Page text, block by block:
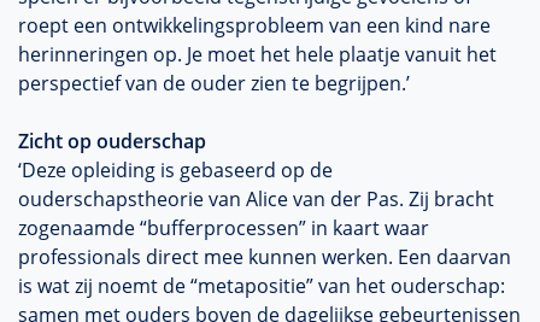
roept een ontwikkelingsprobleem van een kind nare
herinneringen op. Je moet het hele plaatje vanuit het
perspectief van de ouder zien te begrijpen.’
Zicht op ouderschap
‘Deze opleiding is gebaseerd op de
ouderschapstheorievan Alice van der Pas. Zij bracht
zogenaamde “bufferprocessen” in kaart waar
professionals direct mee kunnen werken. Een daarvan
is wat zij noemt de “metapositie” van het ouderschap:
samen met ouders boven de dagelijkse gebeurtenissen